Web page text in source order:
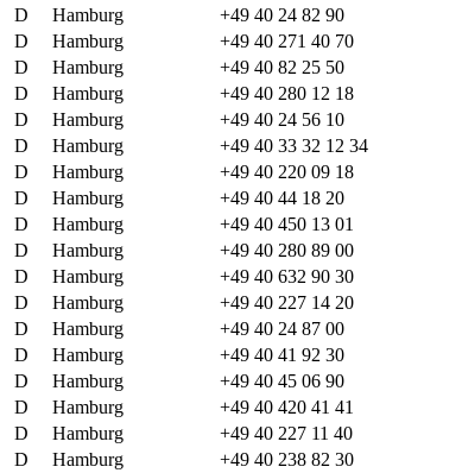
D Hamburg
+49 40 24 82 90
D Hamburg
+49 40 271 40 70
D Hamburg
+49 40 82 25 50
D Hamburg
+49 40 280 12 18
D Hamburg
+49 40 24 56 10
D Hamburg
+49 40 33 32 12 34
D Hamburg
+49 40 220 09 18
D Hamburg
+49 40 44 18 20
D Hamburg
+49 40 450 13 01
D Hamburg
+49 40 280 89 00
D Hamburg
+49 40 632 90 30
D Hamburg
+49 40 227 14 20
D Hamburg
+49 40 24 87 00
D Hamburg
+49 40 41 92 30
D Hamburg
+49 40 45 06 90
D Hamburg
+49 40 420 41 41
D Hamburg
+49 40 227 11 40
D Hamburg
+49 40 238 82 30